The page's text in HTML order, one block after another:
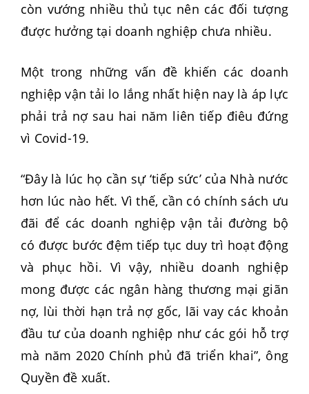
còn vướng nhiều thủ tục nên các đối tượng
được hưởng tại doanh nghiệp chưa nhiều.
Một trong những vấn đề khiến các doanh
nghiệp vận tải lo lắng nhất hiện nay là áp lực
phải trả nợ sau hai năm liên tiếp điêu đứng
vì Covid-19.
“Đây là lúc họ cần sự ‘tiếp sức’ của Nhà nước
hơn lúc nào hết. Vì thế, cần có chính sách ưu
đãi để các doanh nghiệp vận tải đường bộ
có được bước đệm tiếp tục duy trì hoạt động
và phục hồi. Vì vậy, nhiều doanh nghiệp
mong được các ngân hàng thương mại giãn
nợ, lùi thời hạn trả nợ gốc, lãi vay các khoản
đầu tư của doanh nghiệp như các gói hỗ trợ
mà năm 2020 Chính phủ đã triển khai”, ông
Quyền đề xuất.